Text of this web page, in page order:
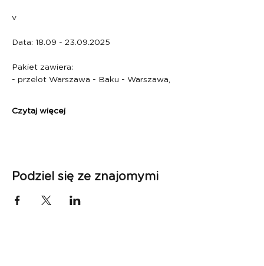
v
Data: 18.09 - 23.09.2025
Pakiet zawiera:
- przelot Warszawa - Baku - Warszawa,
Czytaj więcej
Podziel się ze znajomymi